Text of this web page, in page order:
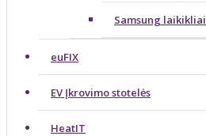
Samsung laikikliai
euFIX
EV Įkrovimo stotelės
HeatIT